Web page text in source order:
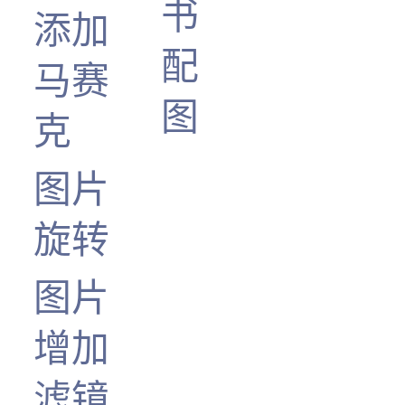
添加
马赛
克
图片
旋转
图片
增加
书
配
图